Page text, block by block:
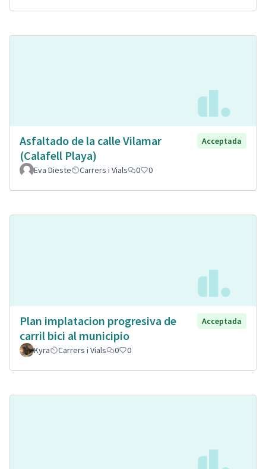
Asfaltado de la calle Vilamar
(Calafell Playa)
Acceptada
Eva Dieste Carrers i Vials 0 0
Plan implatacion progresiva de
carril bici al municipio
Acceptada
Kyra Carrers i Vials 0 0